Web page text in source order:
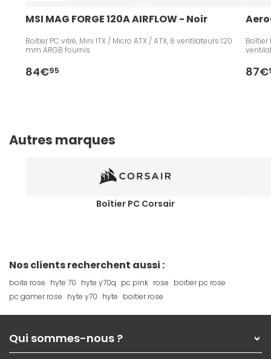
MSI MAG FORGE 120A AIRFLOW - Noir
Boîtier PC vitré, Mini ITX / Micro ATX / ATX, 6 ventilateurs 120
mm ARGB fournis
84€95
Boîtier
87€
Autres marques
Boîtier PC Corsair
Nos clients recherchent aussi :
boite rose hyte 70 hyte y70q pc pink rose boitier pc rose
pc gamer rose hyte y70 hyte boitier rose
Qui sommes-nous ?